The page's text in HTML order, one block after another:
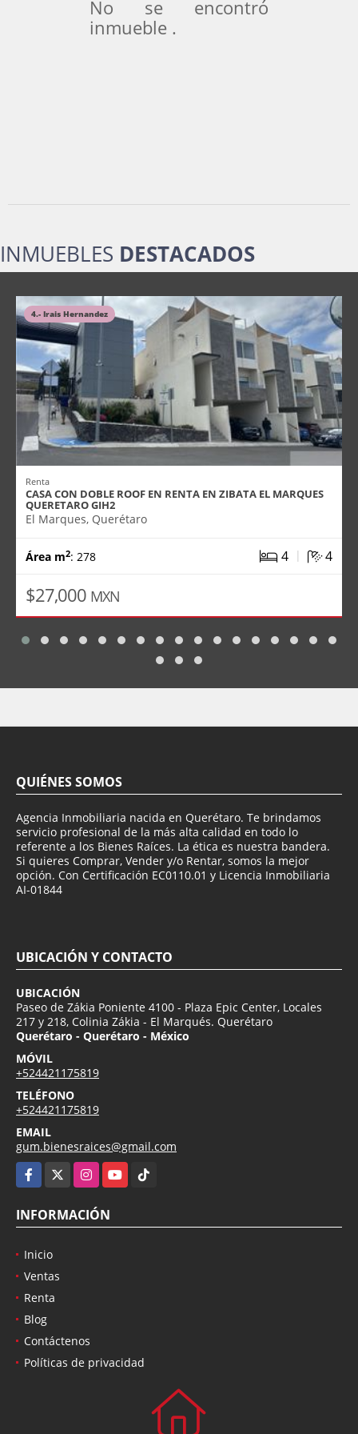
No se encontró
inmueble .
INMUEBLES DESTACADOS
4.- Irais Hernandez
Renta
CASA CON DOBLE ROOF EN RENTA EN ZIBATA EL MARQUES
QUERETARO GIH2
El Marques, Querétaro
Área m2: 278 4 | 4
$27,000 MXN
QUIÉNES SOMOS
Agencia Inmobiliaria nacida en Querétaro. Te brindamos
servicio profesional de la más alta calidad en todo lo
referente a los Bienes Raíces. La ética es nuestra bandera.
Si quieres Comprar, Vender y/o Rentar, somos la mejor
opción. Con Certificación EC0110.01 y Licencia Inmobiliaria
AI-01844
UBICACIÓN Y CONTACTO
UBICACIÓN
Paseo de Zákia Poniente 4100 - Plaza Epic Center, Locales
217 y 218, Colinia Zákia - El Marqués. Querétaro
Querétaro - Querétaro - México
MÓVIL
+524421175819
TELÉFONO
+524421175819
EMAIL
gum.bienesraices@gmail.com
Facebook
InstagramYouTubeTikTok
INFORMACIÓN
Inicio
Ventas
Renta
Blog
Contáctenos
Políticas de privacidad